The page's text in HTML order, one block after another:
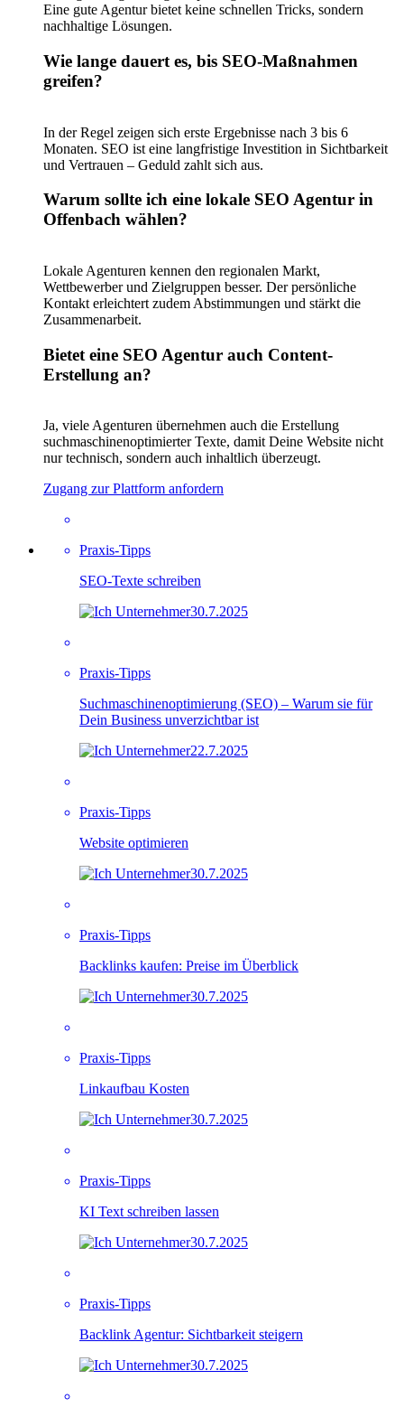
Eine gute Agentur bietet keine schnellen Tricks, sondern
nachhaltige Lösungen.
Wie lange dauert es, bis SEO-Maßnahmen
greifen?
In der Regel zeigen sich erste Ergebnisse nach 3 bis 6
Monaten. SEO ist eine langfristige Investition in Sichtbarkeit
und Vertrauen – Geduld zahlt sich aus.
Warum sollte ich eine lokale SEO Agentur in
Offenbach wählen?
Lokale Agenturen kennen den regionalen Markt,
Wettbewerber und Zielgruppen besser. Der persönliche
Kontakt erleichtert zudem Abstimmungen und stärkt die
Zusammenarbeit.
Bietet eine SEO Agentur auch Content-
Erstellung an?
Ja, viele Agenturen übernehmen auch die Erstellung
suchmaschinenoptimierter Texte, damit Deine Website nicht
nur technisch, sondern auch inhaltlich überzeugt.
Zugang zur Plattform anfordern
Praxis-Tipps
SEO-Texte schreiben
30.7.2025
Praxis-Tipps
Suchmaschinenoptimierung (SEO) – Warum sie für
Dein Business unverzichtbar ist
22.7.2025
Praxis-Tipps
Website optimieren
30.7.2025
Praxis-Tipps
Backlinks kaufen: Preise im Überblick
30.7.2025
Praxis-Tipps
Linkaufbau Kosten
30.7.2025
Praxis-Tipps
KI Text schreiben lassen
30.7.2025
Praxis-Tipps
Backlink Agentur: Sichtbarkeit steigern
30.7.2025